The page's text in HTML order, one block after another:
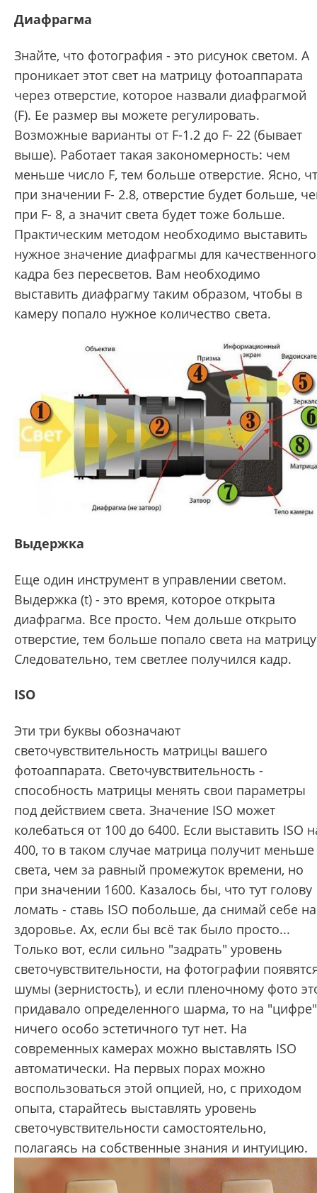
Диафрагма
Знайте, что фотография - это рисунок светом. А
проникает этот свет на матрицу фотоаппарата
через отверстие, которое назвали диафрагмой
(F). Ее размер вы можете регулировать.
Возможные варианты от F-1.2 до F- 22 (бывает
выше). Работает такая закономерность: чем
меньше число F, тем больше отверстие. Ясно,
при значении F- 2.8, отверстие будет больше,
при F- 8, а значит света будет тоже больше.
Практическим методом необходимо выставить
нужное значение диафрагмы для качественного
кадра без пересветов. Вам необходимо
выставить диафрагму таким образом, чтобы в
камеру попало нужное количество света.
Выдержка
Еще один инструмент в управлении светом.
Выдержка (t) - это время, которое открыта
диафрагма. Все просто. Чем дольше открыто
отверстие, тем больше попало света на
Следовательно, тем светлее получился кадр.
ISO
Эти три буквы обозначают
светочувствительность матрицы вашего
фотоаппарата. Светочувствительность -
способность матрицы менять свои параметры
под действием света. Значение ISO может
колебаться от 100 до 6400. Если выставить ISO
400, то в таком случае матрица получит меньше
света, чем за равный промежуток времени, но
при значении 1600. Казалось бы, что тут голову
ломать - ставь ISO побольше, да снимай себе на
здоровье. Ах, если бы всё так было просто...
Только вот, если сильно "задрать" уровень
светочувствительности, на фотографии
шумы (зернистость), и если пленочному фото
придавало определенного шарма, то на
ничего особо эстетичного тут нет. На
современных камерах можно выставлять ISO
автоматически. На первых порах можно
воспользоваться этой опцией, но, с приходом
опыта, старайтесь выставлять уровень
светочувствительности самостоятельно,
полагаясь на собственные знания и интуицию.